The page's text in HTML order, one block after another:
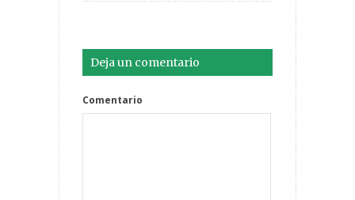
Deja un comentario
Comentario